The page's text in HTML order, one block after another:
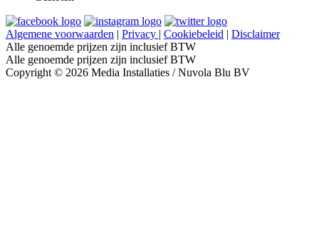
Algemene voorwaarden | Privacy | Cookiebeleid | Disclaimer
Alle genoemde prijzen zijn inclusief BTW
Alle genoemde prijzen zijn inclusief BTW
Copyright © 2026 Media Installaties / Nuvola Blu BV